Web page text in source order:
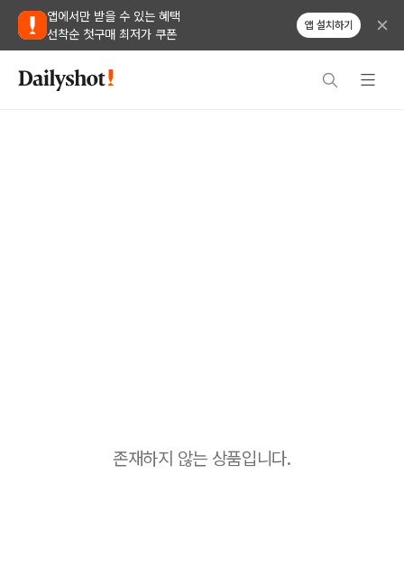
앱에서만 받을 수 있는 혜택
선착순 첫구매 최저가 쿠폰
앱 설치하기
존재하지 않는 상품입니다.